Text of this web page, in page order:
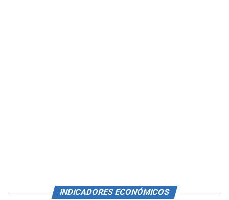
INDICADORES ECONÓMICOS